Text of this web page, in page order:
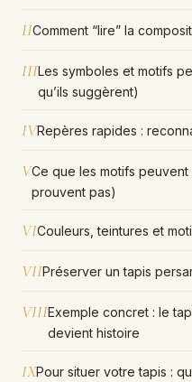
IIComment “lire” la
IIILes symboles et motifs
qu’ils suggèrent)
IVRepères rapides :
VCe que les motifs
prouvent pas)
VICouleurs, teintures et
VIIPréserver un tapis
VIIIExemple concret : le
devient histoire
IXPour situer votre tapis :